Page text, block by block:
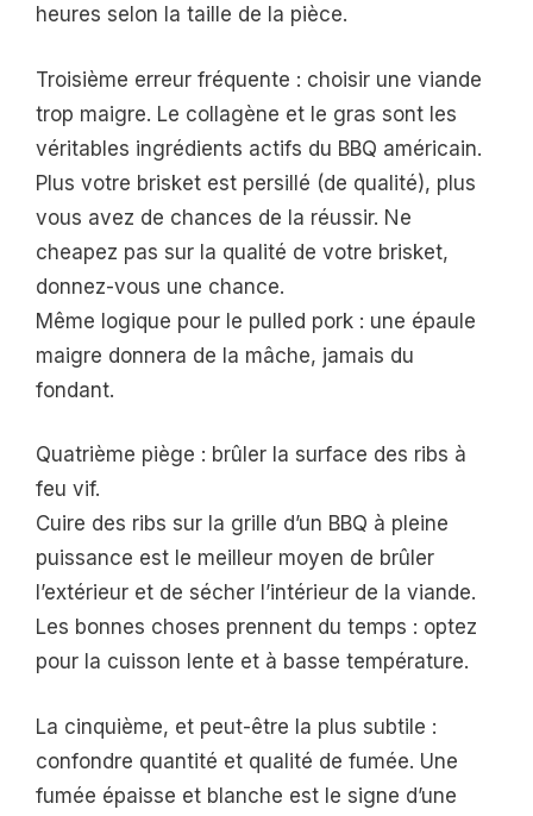
heures selon la taille de la pièce.
Troisième erreur fréquente : choisir une viande
trop maigre. Le collagène et le gras sont les
véritables ingrédients actifs du BBQ américain.
Plus votre brisket est persillé (de qualité), plus
vous avez de chances de la réussir. Ne
cheapez pas sur la qualité de votre brisket,
donnez-vous une chance.
Même logique pour le pulled pork : une épaule
maigre donnera de la mâche, jamais du
fondant.
Quatrième piège : brûler la surface des ribs à
feu vif.
Cuire des ribs sur la grille d’un BBQ à pleine
puissance est le meilleur moyen de brûler
l’extérieur et de sécher l’intérieur de la viande.
Les bonnes choses prennent du temps : optez
pour la cuisson lente et à basse température.
La cinquième, et peut-être la plus subtile :
confondre quantité et qualité de fumée. Une
fumée épaisse et blanche est le signe d’une